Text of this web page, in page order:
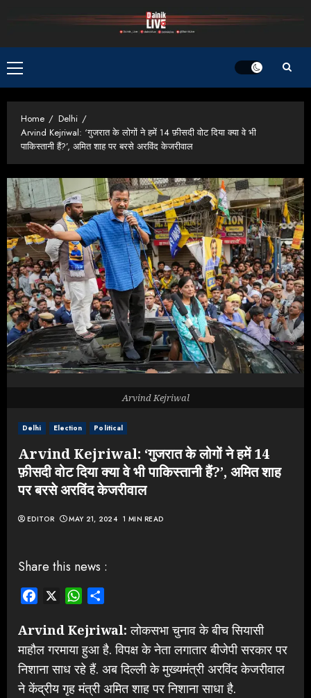
Primary
Menu
Home
Delhi
Arvind Kejriwal: ‘गुजरात के लोगों ने हमें 14 फ़ीसदी वोट दिया क्या वे भी
पाकिस्तानी हैं?’, अमित शाह पर बरसे अरविंद केजरीवाल
Delhi Election Political
Arvind Kejriwal: ‘गुजरात के लोगों ने हमें 14
फ़ीसदी वोट दिया क्या वे भी पाकिस्तानी हैं?’, अमित शाह
पर बरसे अरविंद केजरीवाल
EDITOR MAY 21, 2024 1 MIN READ
Arvind Kejriwal
Share this news :
Facebook WhatsApp
Arvind Kejriwal: लोकसभा चुनाव के बीच सियासी
माहौल गरमाया हुआ है. विपक्ष के नेता लगातार बीजेपी सरकार पर
निशाना साध रहे हैं. अब दिल्ली के मुख्यमंत्री अरविंद केजरीवाल
ने केंद्रीय गृह मंत्री अमित शाह पर निशाना साधा है.